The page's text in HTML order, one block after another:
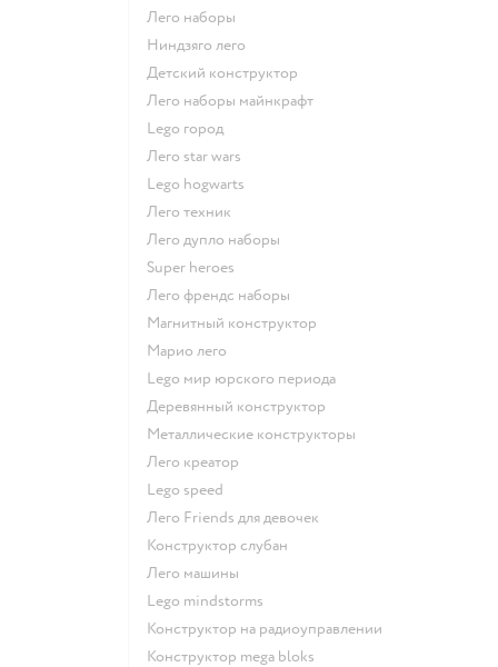
Лего наборы
Ниндзяго лего
Детский конструктор
Лего наборы майнкрафт
Lego город
Лего star wars
Lego hogwarts
Лего техник
Лего дупло наборы
Super heroes
Лего френдс наборы
Магнитный конструктор
Марио лего
Lego мир юрского периода
Деревянный конструктор
Металлические конструкторы
Лего креатор
Lego speed
Лего Friends для девочек
Конструктор слубан
Лего машины
Lego mindstorms
Конструктор на радиоуправлении
Конструктор mega bloks